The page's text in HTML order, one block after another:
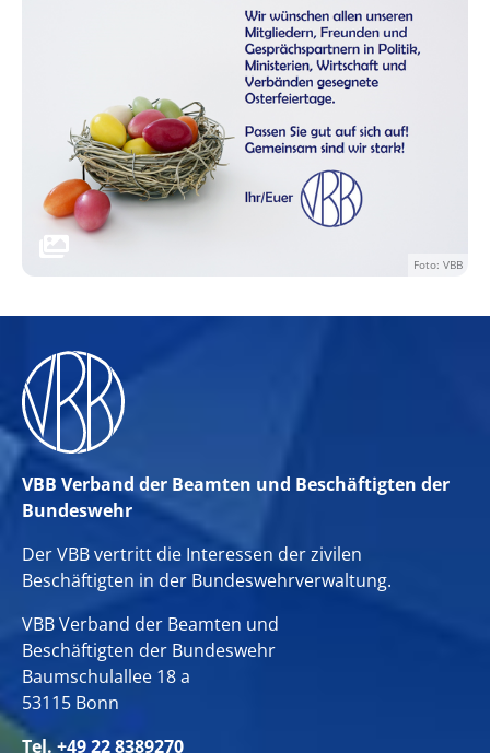
Foto: VBB
VBB Verband der Beamten und Beschäftigten der
Bundeswehr
Der VBB vertritt die Interessen der zivilen
Beschäftigten in der Bundeswehrverwaltung.
VBB Verband der Beamten und
Beschäftigten der Bundeswehr
Baumschulallee 18 a
53115 Bonn
Tel. +49 22 8389270